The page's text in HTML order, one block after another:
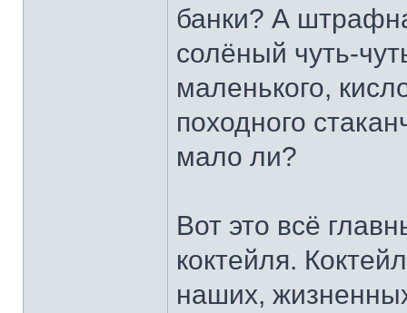
банки? А
солёный чуть-
маленького,
походного
мало ли?
Вот это всё
коктейля.
наших,